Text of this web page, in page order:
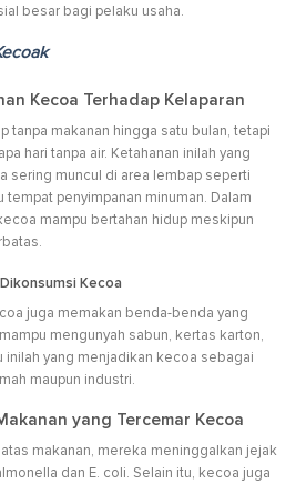
besar bagi pelaku usaha.
Kecoa Terhadap Kelaparan
tanpa makanan hingga satu bulan, tetapi
hari tanpa air. Ketahanan inilah yang
sering muncul di area lembap seperti
tempat penyimpanan minuman. Dalam
mampu bertahan hidup meskipun
Kecoa
juga memakan benda-benda yang
mengunyah sabun, kertas karton,
inilah yang menjadikan kecoa sebagai
maupun industri.
yang Tercemar Kecoa
makanan, mereka meninggalkan jejak
dan E. coli. Selain itu, kecoa juga